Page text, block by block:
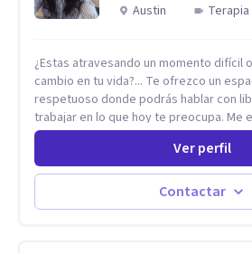
Austin
¿Estas atravesando un momento difícil
cambio en tu vida?... Te ofrezco un
respetuoso donde podrás hablar con
trabajar en lo que hoy te preocupa. Me especializo en
Trastornos de Ansiedad y a lo largo de
profesional he acompañado a muchas
distintas problemáticas como el
Autoestima, Gestión de la Ira,
Codependencia, Celos, entre otros.
Ver perfil
Contactar